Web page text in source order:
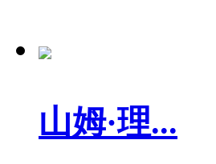
山姆·理...